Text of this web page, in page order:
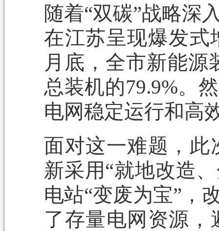
随着“双碳”战略深
在江苏呈现爆发式
月底，全市新能源
总装机的79.9%。
电网稳定运行和高
面对这一难题，此
新采用“就地改造
电站“变废为宝”，
了存量电网资源